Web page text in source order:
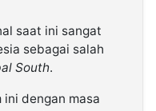
saat ini sangat
sebagai salah
South.
ini dengan masa